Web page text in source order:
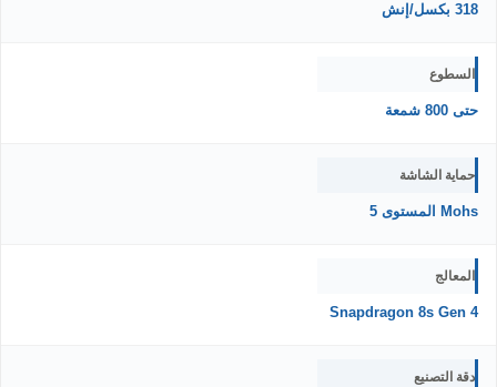
318 بكسل/إنش
السطوع
حتى 800 شمعة
حماية الشاشة
Mohs المستوى 5
المعالج
Snapdragon 8s Gen 4
دقة التصنيع